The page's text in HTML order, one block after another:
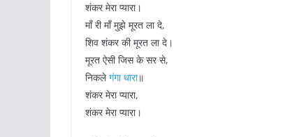
शंकर मेरा प्यारा।
माँ री माँ मुझे मूरत ला दे,
शिव शंकर की मूरत ला दे।
मूरत ऐसी जिस के सर से,
निकलेगंगा धारा॥
शंकर मेरा प्यारा,
शंकर मेरा प्यारा।